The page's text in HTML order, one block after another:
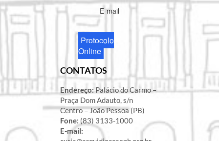
E-mail
Protocolo
Online
CONTATOS
Endereço:Palácio do Carmo –
Praça Dom Adauto, s/n
Centro – João Pessoa (PB)
Fone: (83) 3133-1000
E-mail: